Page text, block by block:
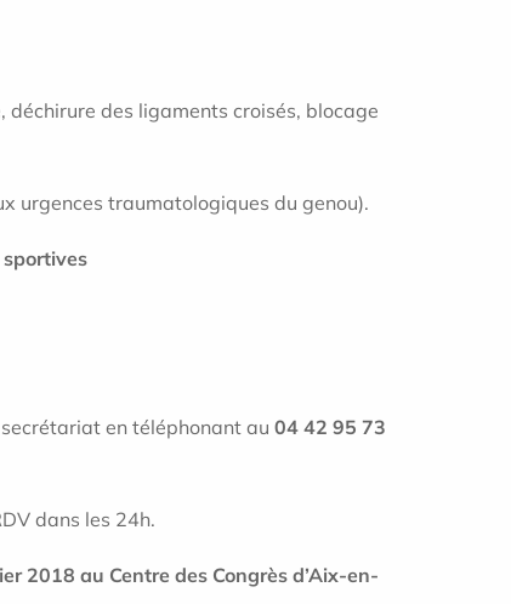
des ligaments croisés, blocage
urgences traumatologiques du genou).
en téléphonant au 04 42 95 73
dans les 24h.
2018 au Centre des Congrès d’Aix-en-